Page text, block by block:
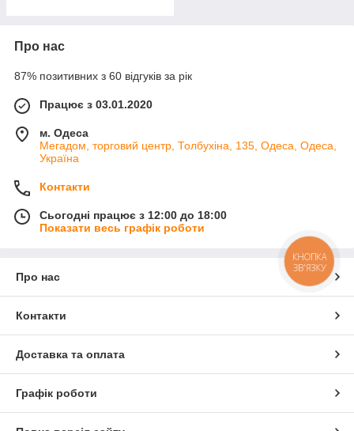
Про нас
87% позитивних з 60 відгуків за рік
Працює з 03.01.2020
м. Одеса
Мегадом, торговий центр, Толбухіна, 135, Одеса, Одеса,
Україна
Контакти
Сьогодні працює з 12:00 до 18:00
Показати весь графік роботи
Про нас
Контакти
Доставка та оплата
Графік роботи
КНОПКА
ЗВ'ЯЗКУ